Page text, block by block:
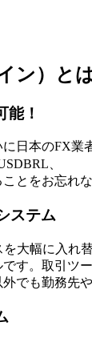
ン）と
能！
日本のFX
、
とをお忘れな
ステム
大幅に入れ
す。取引ツ
でも勤務先